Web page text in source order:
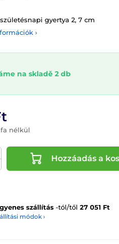
gyertya 2, 7 cm
›
na skladě 2 db
nélkül
Hozzáadás a
szállítás -tól/től 27 051 Ft
módok ›